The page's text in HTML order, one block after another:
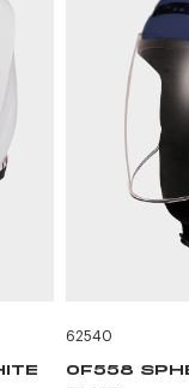
62540
OF558